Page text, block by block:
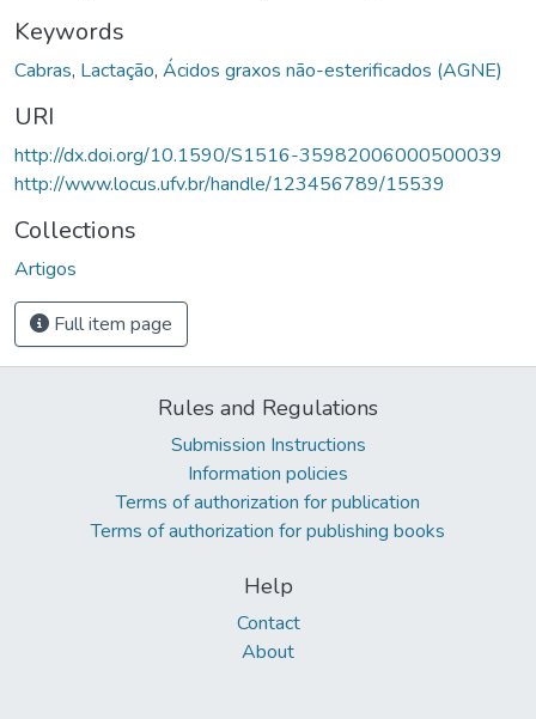
Keywords
Cabras, Lactação, Ácidos graxos não-esterificados (AGNE)
URI
http://dx.doi.org/10.1590/S1516-35982006000500039
http://www.locus.ufv.br/handle/123456789/15539
Collections
Artigos
Full item page
Rules and Regulations
Submission Instructions
Information policies
Terms of authorization for publication
Terms of authorization for publishing books
Help
Contact
About